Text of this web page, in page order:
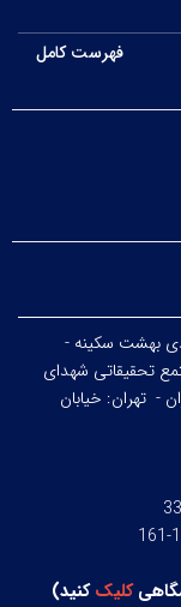
فهرست کامل
ورودی بهشت سکینه -
تحقیقاتی شهدای
- تهران: خیابان
کلیککنید)